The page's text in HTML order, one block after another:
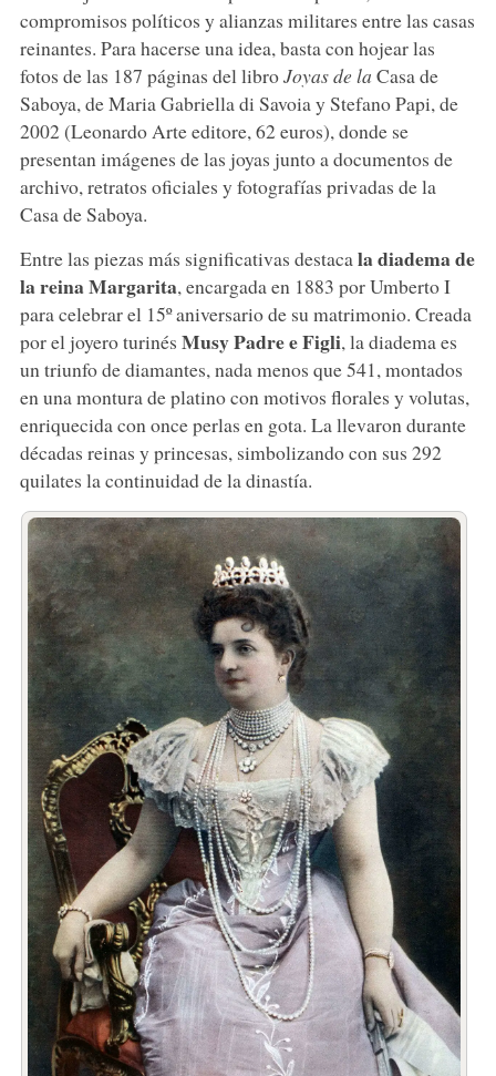
compromisos políticos y alianzas militares entre las casas
reinantes. Para hacerse una idea, basta con hojear las
fotos de las 187 páginas del libroJoyas de la Casa de
Saboya, de Maria Gabriella di Savoia y Stefano Papi, de
2002 (Leonardo Arte editore, 62 euros), donde se
presentan imágenes de las joyas junto a documentos de
archivo, retratos oficiales y fotografías privadas de la
Casa de Saboya.
Entre las piezas más significativas destacala diadema de
la reina Margarita, encargada en 1883 por Umberto I
para celebrar el 15º aniversario de su matrimonio. Creada
por el joyero turinés Musy Padre e Figli, la diadema es
un triunfo de diamantes, nada menos que 541, montados
en una montura de platino con motivos florales y volutas,
enriquecida con once perlas en gota. La llevaron durante
décadas reinas y princesas, simbolizando con sus 292
quilates la continuidad de la dinastía.